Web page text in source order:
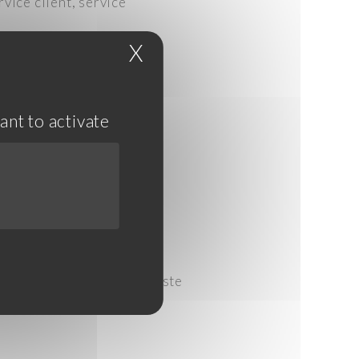
to activate
X Hide cookie banner
à la facturation)
réussie dans un poste